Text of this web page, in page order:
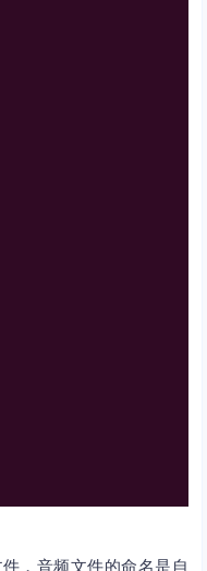
，音频文件的命名是自